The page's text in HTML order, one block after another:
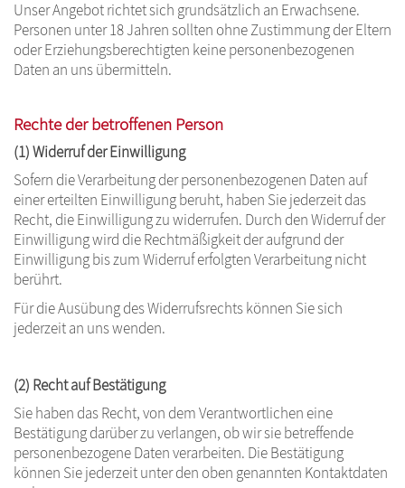
Unser Angebot richtet sich grundsätzlich an Erwachsene.
Personen unter 18 Jahren sollten ohne Zustimmung der Eltern
oder Erziehungsberechtigten keine personenbezogenen
Daten an uns übermitteln.
Rechte der betroffenen Person
(1) Widerruf der Einwilligung
Sofern die Verarbeitung der personenbezogenen Daten auf
einer erteilten Einwilligung beruht, haben Sie jederzeit das
Recht, die Einwilligung zu widerrufen. Durch den Widerruf der
Einwilligung wird die Rechtmäßigkeit der aufgrund der
Einwilligung bis zum Widerruf erfolgten Verarbeitung nicht
berührt.
Für die Ausübung des Widerrufsrechts können Sie sich
jederzeit an uns wenden.
(2) Recht auf Bestätigung
Sie haben das Recht, von dem Verantwortlichen eine
Bestätigung darüber zu verlangen, ob wir sie betreffende
personenbezogene Daten verarbeiten. Die Bestätigung
können Sie jederzeit unter den oben genannten Kontaktdaten